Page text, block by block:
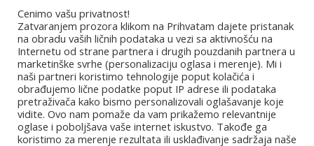
Marketing
Impressum
Uslovi korišćenja
Kontakt
Cenimo vašu privatnost!
Zatvaranjem prozora klikom na Prihvatam dajete pristanak
na obradu vaših ličnih podataka u vezi sa aktivnošću na
Internetu od strane partnera i drugih pouzdanih partnera u
marketinške svrhe (personalizaciju oglasa i merenje). Mi i
naši partneri koristimo tehnologije poput kolačića i
obrađujemo lične podatke poput IP adrese ili podataka
pretraživača kako bismo personalizovali oglašavanje koje
vidite. Ovo nam pomaže da vam prikažemo relevantnije
oglase i poboljšava vaše internet iskustvo. Takođe ga
koristimo za merenje rezultata ili usklađivanje sadržaja naše